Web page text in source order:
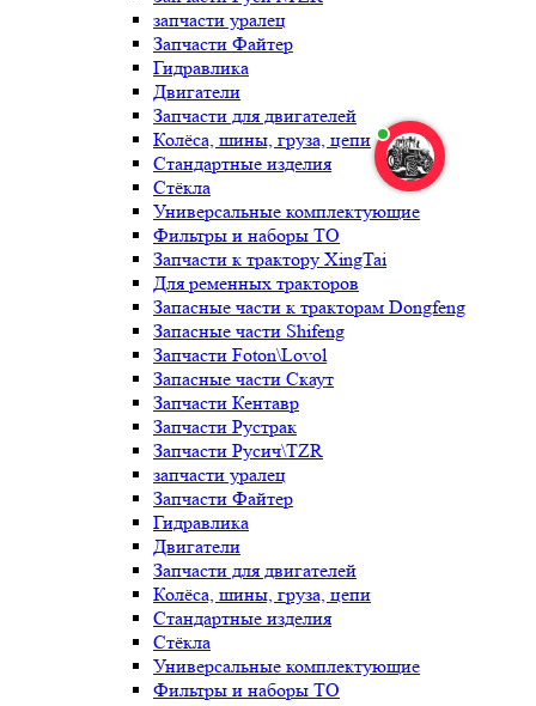
запчасти уралец
Запчасти Файтер
Гидравлика
Двигатели
Запчасти для двигателей
Колёса, шины, груза, цепи
Стандартные изделия
Стёкла
Универсальные комплектующие
Фильтры и наборы ТО
Запчасти к трактору XingTai
Для ременных тракторов
Запасные части к тракторам Dongfeng
Запасные части Shifeng
Запчасти Foton\Lovol
Запасные части Скаут
Запчасти Кентавр
Запчасти Рустрак
Запчасти Русич\TZR
запчасти уралец
Запчасти Файтер
Гидравлика
Двигатели
Запчасти для двигателей
Колёса, шины, груза, цепи
Стандартные изделия
Стёкла
Универсальные комплектующие
Фильтры и наборы ТО